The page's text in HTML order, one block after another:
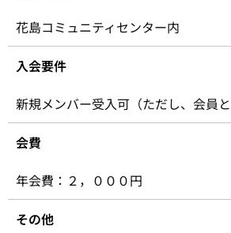
花島コミュニティセンター内
入会要件
新規メンバー受入可（ただし、会員と
会費
年会費：２，０００円
その他